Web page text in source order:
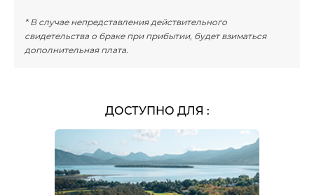
* В случае непредставления действительного
свидетельства о браке при прибытии, будет взиматься
дополнительная плата.
ДОСТУПНО ДЛЯ :